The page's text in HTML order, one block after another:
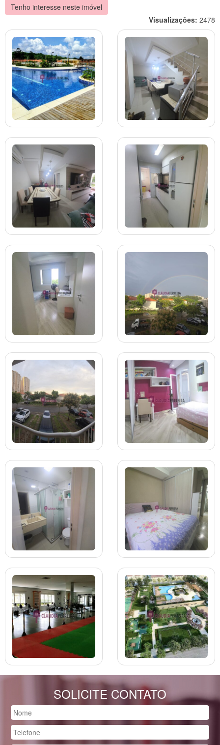
Tenho interesse neste imóvel
Visualizações: 2478
SOLICITE CONTATO